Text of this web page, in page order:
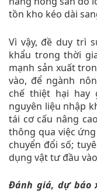
tồn kho kéo dài
Vì vậy, đề duy trì
khẩu trong thời
mạnh sản xuất
vào, để ngành
chế thiệt hại hay
nguyên liệu nhập
tái cơ cấu nâng
thông qua việc
chuyển đổi số;
dụng vật tư đầu
Đánh giá, dự báo